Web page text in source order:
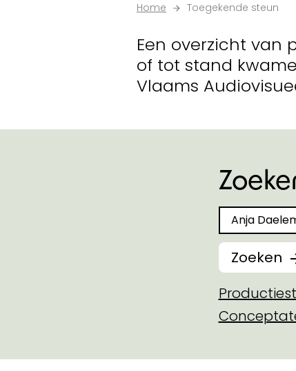
Home Toegekende steun
Een overzicht van
of tot stand
Vlaams
Zoeken
Zoeken